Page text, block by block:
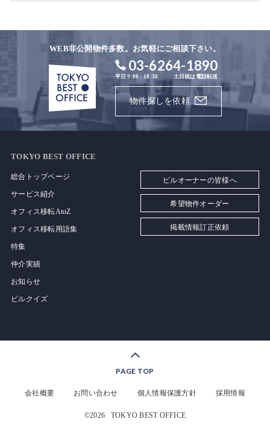
WEB非公開物件多数。お気軽にご相談下さい。
03-6264-1890
平日 9:00 - 18:30 土日祝は電話転送
物件探しを依頼
TOKYO BEST OFFICE
総合トップページ
サービス紹介
オフィス移転AtoZ
オフィス移転用語集
特集
仲介実績
お知らせ
ビルクイズ
ビルオーナーの皆様へ
希望物件オーダー
掲載情報訂正依頼
PAGE TOP
会社概要 お問い合わせ 個人情報保護方針 採用情報
©2026 TOKYO BEST OFFICE